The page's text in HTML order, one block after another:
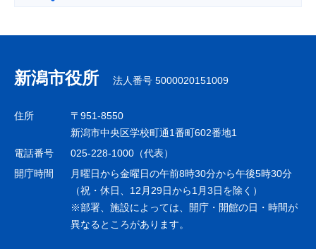
ナ
ビ
ゲ
シ
ョ
新潟市役所 法人番号 5000020151009
住所
〒951-8550
新潟市中央区学校町通1番町602番地1
電話番号
025-228-1000（代表）
開庁時間
月曜日から金曜日の午前8時30分から午後5時30分
（祝・休日、12月29日から1月3日を除く）
※部署、施設によっては、開庁・開館の日・時間が
異なるところがあります。